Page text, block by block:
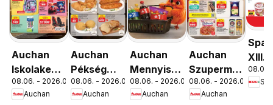
Auchan
Iskolakezdés
ajánlatok
08.06. - 2026.08.19.
Auchan
Auchan
Pékség
ajánlataink
08.06. - 2026.08.12.
Auchan
Auchan
Mennyiségi
kedvezmény
ajánlataink
08.06. - 2026.08.19.
Auchan
Auchan
Szupermarket
akciós
újság
08.06. - 2026.08.12.
Auchan
Spar
XIII.
út
08.06.